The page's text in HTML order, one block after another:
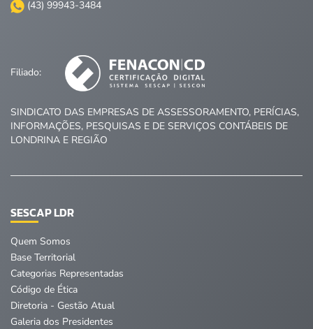
(43) 99943-3484
Filiado:
SINDICATO DAS EMPRESAS DE ASSESSORAMENTO, PERÍCIAS,
INFORMAÇÕES, PESQUISAS E DE SERVIÇOS CONTÁBEIS DE
LONDRINA E REGIÃO
SESCAP LDR
Quem Somos
Base Territorial
Categorias Representadas
Código de Ética
Diretoria - Gestão Atual
Galeria dos Presidentes